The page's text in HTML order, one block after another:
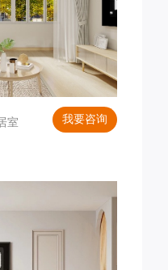
室 我要咨询